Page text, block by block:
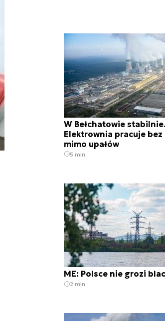
W Bełchatowie stabilnie.
Elektrownia pracuje
mimo upałów
5 min.
ME: Polsce nie grozi
2 min.